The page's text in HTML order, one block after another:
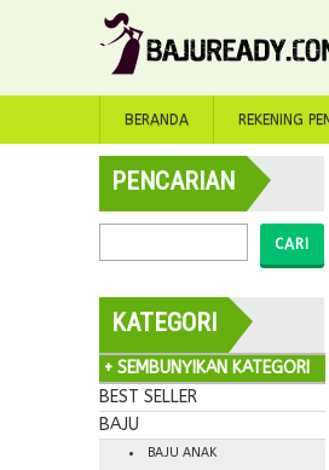
BERANDA REKENING
PENCARIAN
CARI
KATEGORI
+ SEMBUNYIKAN KATEGORI
BEST SELLER
BAJU
BAJU ANAK